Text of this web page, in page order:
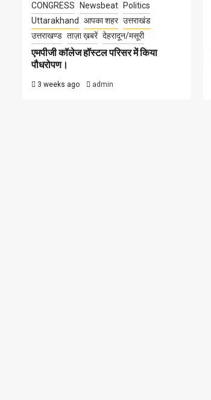
CONGRESS Newsbeat
Politics
Uttarakhand
आपका शहर उत्तराखंड
उत्तराखण्ड ताज़ा ख़बरें देहरादून/मसूरी
एमपीजी कॉलेज हॉस्टल परिसर में किया
पौधरोपण।
3 weeks ago admin